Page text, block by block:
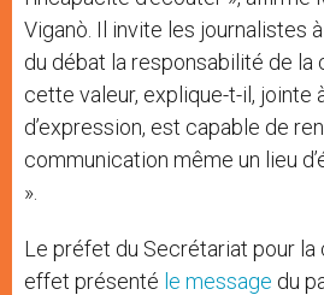
Viganò. Il invite les journalistes
du débat la responsabilité de la
cette valeur, explique-t-il, jointe
d’expression, est capable de
communication même un lieu
».
Le préfet du Secrétariat pour la
effet présenté le message du